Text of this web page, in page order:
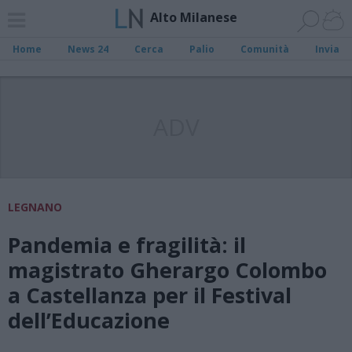
Alto Milanese
Home News 24 Cerca Palio Comunità Invia
LEGNANO
Pandemia e fragilità: il
magistrato Gherargo Colombo
a Castellanza per il Festival
dell’Educazione